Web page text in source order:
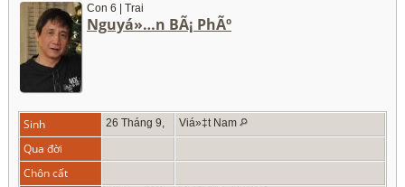
Con 6 | Trai
Nguyá»…n BÃ¡ PhÃº
Sinh 26 Tháng 9, Viá»‡t Nam
Qua đời
Chôn cất